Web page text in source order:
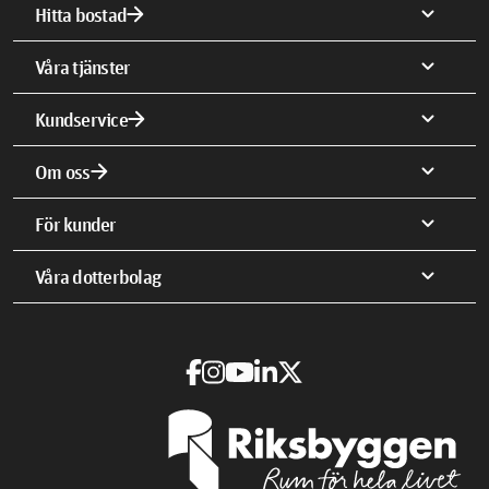
Hitta bostadarrow_forward expand_more
Våra tjänster expand_more
Kundservicearrow_forward expand_more
Om ossarrow_forward expand_more
För kunder expand_more
Våra dotterbolag expand_more